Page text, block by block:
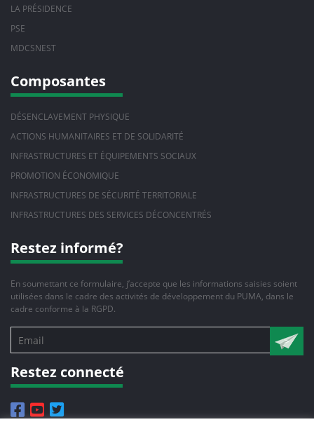
LA PRÉSIDENCE
PSE
MDCSNEST
Composantes
DÉSENCLAVEMENT PHYSIQUE
ACTIONS HUMANITAIRES ET DE SOLIDARITÉ
INFRASTRUCTURES ET ÉQUIPEMENTS SOCIAUX
PROMOTION ÉCONOMIQUE
INFRASTRUCTURES DE SÉCURITÉ TERRITORIALE
INFRASTRUCTURES DES SERVICES DÉCONCENTRÉS
Restez informé?
En soumettant ce formulaire, j’accepte que les informations saisies soient
utilisées dans le cadre des activités de développement du PUMA, dans le
cadre conforme à la RGPD.
Restez connecté